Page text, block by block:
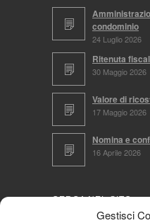
Gestisci
condominio
24 Luglio 2026
Ritenuta
30 Maggio 2026
Valore di
17 Maggio 2026
Nomina e
16 Aprile 2026
CERCA NEL SITO